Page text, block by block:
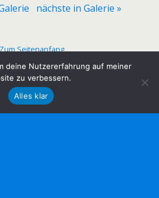
nächste in Galerie »
Zum Seitenanfang
Desktop
deine Nutzererfahrung auf meiner
zu verbessern.
Alles klar